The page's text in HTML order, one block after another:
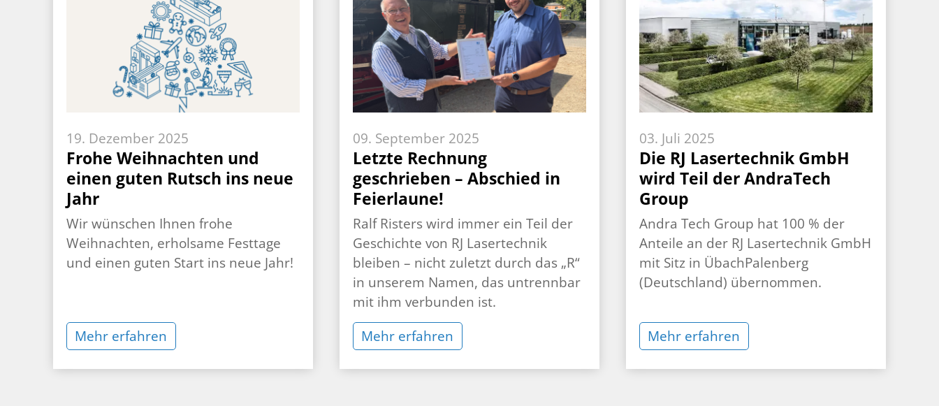
19. Dezember 2025
Frohe Weihnachten und
einen guten Rutsch ins neue
Jahr
Wir wünschen Ihnen frohe
Weihnachten, erholsame Festtage
und einen guten Start ins neue Jahr!
Mehr erfahren
09. September 2025
Letzte Rechnung
geschrieben – Abschied in
Feierlaune!
Ralf Risters wird immer ein Teil der
Geschichte von RJ Lasertechnik
bleiben – nicht zuletzt durch das „R“
in unserem Namen, das untrennbar
mit ihm verbunden ist.
Mehr erfahren
03. Juli 2025
Die RJ Lasertechnik GmbH
wird Teil der AndraTech
Group
Andra Tech Group hat 100 % der
Anteile an der RJ Lasertechnik GmbH
mit Sitz in ÜbachPalenberg
(Deutschland) übernommen.
Mehr erfahren